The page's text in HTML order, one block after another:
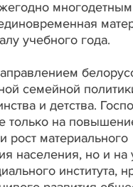
учебного года.
семейной
и детства.
только на
рост материального
населения, но и на
института,